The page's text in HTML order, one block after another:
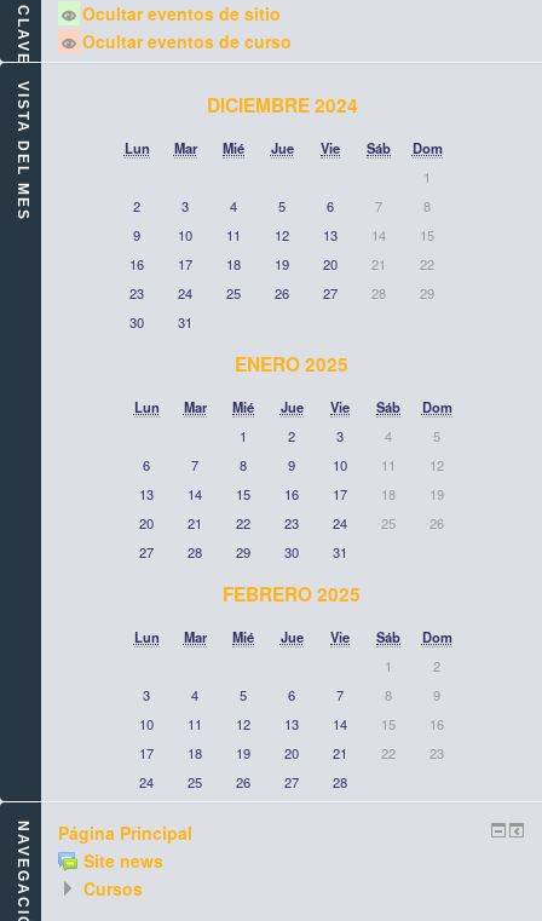
CLAVE DE EVENTOS
Ocultar eventos de sitio
Ocultar eventos de curso
VISTA DEL MES DICIEMBRE 2024
Lun Mar Mié Jue Vie Sáb
Dom
1
2
3 4 5 6 7
8
9
10 11 12 13 14
15
16
17 18 19 20 21
22
23
24 25 26 27 28
29
30
31
ENERO 2025
Lun Mar Mié Jue Vie Sáb
Dom
1
2 3 4
5
6
7 8 9 10 11
12
13
14 15 16 17 18
19
20
21 22 23 24 25
26
27
28 29 30 31
FEBRERO 2025
Lun Mar Mié Jue Vie Sáb
Dom
1
2
3
4 5 6 7 8
9
10
11 12 13 14 15
16
17
18 19 20 21 22
23
24
25 26 27 28
NAVEGACIÓN
Página Principal
Site news
Cursos